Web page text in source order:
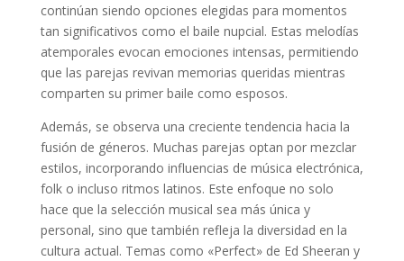
continúan siendo opciones elegidas para momentos
tan significativos como el baile nupcial. Estas melodías
atemporales evocan emociones intensas, permitiendo
que las parejas revivan memorias queridas mientras
comparten su primer baile como esposos.
Además, se observa una creciente tendencia hacia la
fusión de géneros. Muchas parejas optan por mezclar
estilos, incorporando influencias de música electrónica,
folk o incluso ritmos latinos. Este enfoque no solo
hace que la selección musical sea más única y
personal, sino que también refleja la diversidad en la
cultura actual. Temas como «Perfect» de Ed Sheeran y